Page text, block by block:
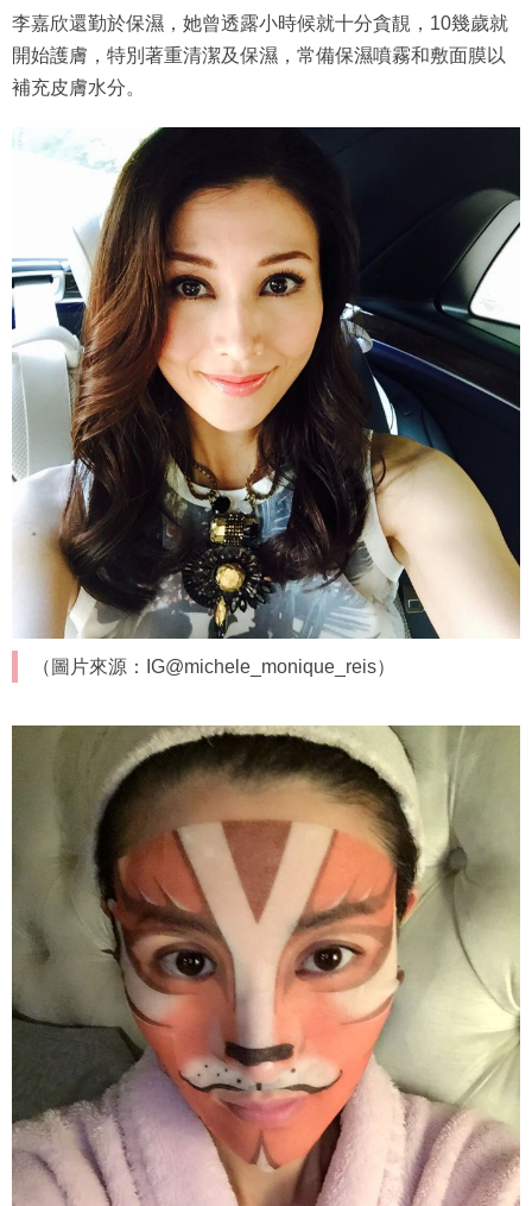
李嘉欣還勤於保濕，她曾透露小時候就十分貪靚，10幾歲就
開始護膚，特別著重清潔及保濕，常備保濕噴霧和敷面膜以
補充皮膚水分。
（圖片來源：IG@michele_monique_reis）